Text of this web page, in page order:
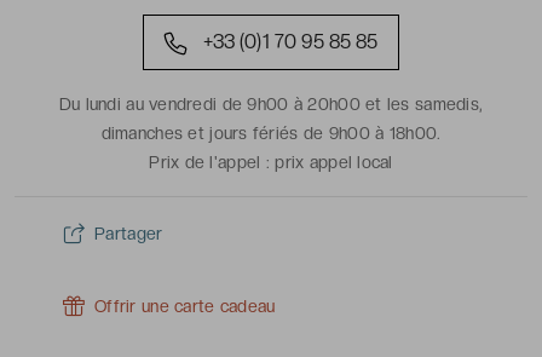
+33 (0)1 70 95 85 85
Du lundi au vendredi de 9h00 à 20h00 et les samedis,
dimanches et jours fériés de 9h00 à 18h00.
Prix de l'appel :prix appel local
Partager
Offrir une carte cadeau